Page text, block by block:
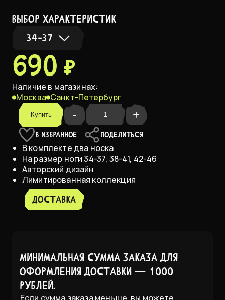
выбор характеристик
34-37
34-37 В НАЛИЧИИ
38-41 В НАЛИЧИИ
42-46 В НАЛИЧИИ
690 ₽
Наличие в магазинах:
Москва Санкт-Петербург
Купить - +
В ИЗБРАННОЕ ПОДЕЛИТЬСЯ
В комплекте два носка
На размер ноги 34-37, 38-41, 42-46
Авторский дизайн
Лимитированная коллекция
доставка
Минимальная сумма заказа для
оформления доставки — 1000
рублей.
Если сумма заказа меньше, вы можете